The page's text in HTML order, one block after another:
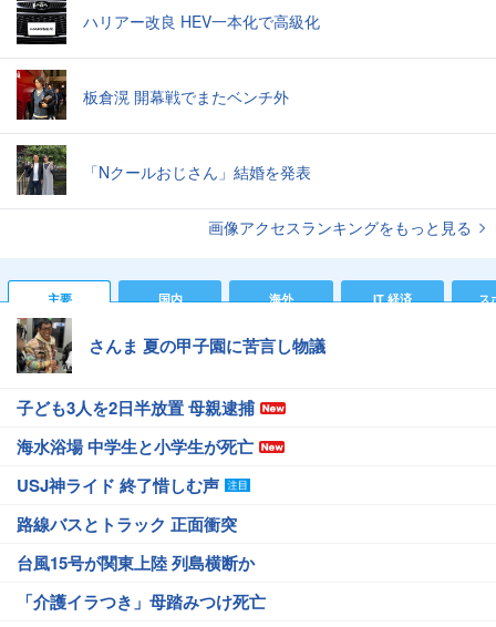
ハリアー改良 HEV一本化で高級化
板倉滉 開幕戦でまたベンチ外
「Nクールおじさん」結婚を発表
画像アクセスランキングをもっと見る
主要 国内 海外 IT 経済 ス
さんま 夏の甲子園に苦言し物議
子ども3人を2日半放置 母親逮捕
海水浴場 中学生と小学生が死亡
USJ神ライド 終了惜しむ声
路線バスとトラック 正面衝突
台風15号が関東上陸 列島横断か
「介護イラつき」母踏みつけ死亡